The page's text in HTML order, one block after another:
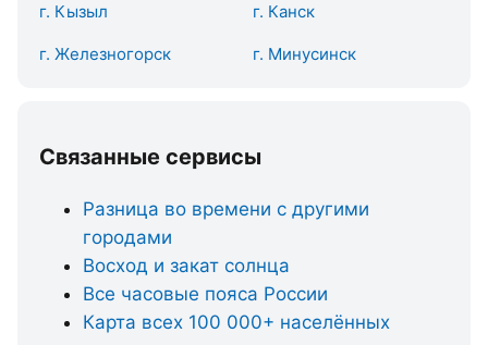
г. Кызыл г. Канск
г. Железногорск г. Минусинск
Связанные сервисы
Разница во времени с другими
городами
Восход и закат солнца
Все часовые пояса России
Карта всех 100 000+ населённых